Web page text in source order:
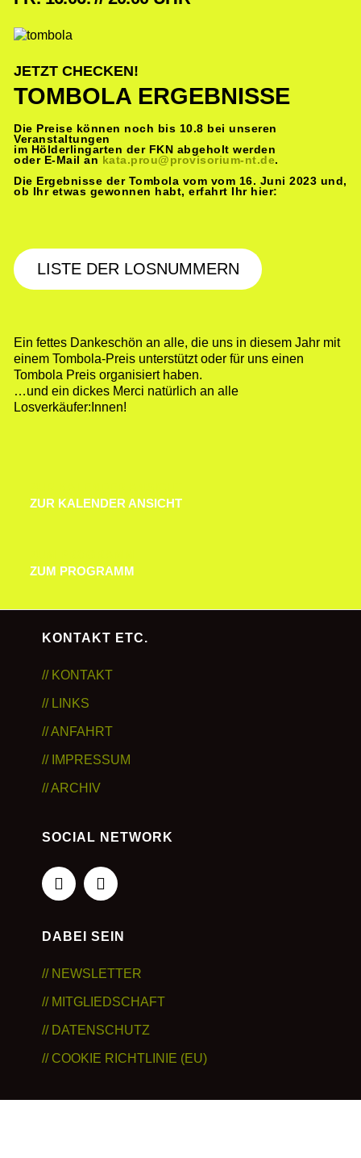
JETZT CHECKEN!
TOMBOLA ERGEBNISSE
Die Preise können noch bis 10.8 bei unseren
Veranstaltungen
im Hölderlingarten der FKN abgeholt werden
oder E-Mail an kata.prou@provisorium-nt.de.
Die Ergebnisse der Tombola vom vom 16. Juni 2023 und,
ob Ihr etwas gewonnen habt, erfahrt Ihr hier:
LISTE DER LOSNUMMERN
Ein fettes Dankeschön an alle, die uns in diesem Jahr mit
einem Tombola-Preis unterstützt oder für uns einen
Tombola Preis organisiert haben.
…und ein dickes Merci natürlich an alle
Losverkäufer:Innen!
ZUR KALENDER ANSICHT
ZUM PROGRAMM
KONTAKT ETC.
// KONTAKT
// LINKS
// ANFAHRT
// IMPRESSUM
// ARCHIV
SOCIAL NETWORK
DABEI SEIN
// NEWSLETTER
// MITGLIEDSCHAFT
// DATENSCHUTZ
// COOKIE RICHTLINIE (EU)